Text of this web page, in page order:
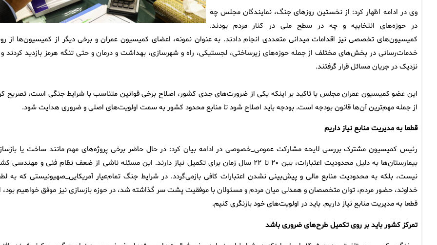
وی در ادامه اظهار کرد: از نخستین روزهای جنگ، نمایندگان مجلس چه
در حوزه‌های انتخابیه و چه در سطح ملی در کنار مردم بودند.
کمیسیون‌های تخصصی نیز اقدامات میدانی متعددی انجام دادند. به عنوان نمونه، اعضای کمیسیون عمران و برخی دیگر از کمیسیون‌ها از
خدمات‌رسانی در بخش‌های مختلف از جمله حوزه‌های زیرساختی، لجستیکی، راه و شهرسازی، بهداشت و درمان و حتی تنگه هرمز بازدید کردند و
نزدیک در جریان مسائل قرار گرفتند.
این عضو کمیسیون عمران مجلس با تاکید بر اینکه یکی از ضرورت‌های جدی کشور، اصلاح برخی قوانین متناسب با شرایط جنگی است، تصریح
از جمله مهم‌ترین آن‌ها قانون بودجه است. بودجه باید اصلاح شود تا منابع محدود کشور به سمت اولویت‌های اصلی و ضروری هدایت شود.
قطعا به مدیریت منابع نیاز داریم
رئیس کمیسیون مشترک بررسی لایحه مشارکت عمومی_خصوصی در ادامه بیان کرد: در حال حاضر برخی پروژه‌های مهم مانند ساخت یا
بیمارستان‌ها به دلیل محدودیت اعتبارات، بین ۲۰ تا ۲۲ سال زمان برای تکمیل نیاز دارند. این مسئله ناشی از ضعف نظام فنی و مهندسی
نیست، بلکه به محدودیت منابع مالی و پیش‌بینی نشدن اعتبارات کافی بازمی‌گردد. در شرایط جنگ تمام‌عیار آمریکایی_صهیونیستی که به
خداوند، حضور مردم، توان متخصصان و همدلی میان مردم و مسئولان با موفقیت پشت سر گذاشته شد، در حوزه بازسازی نیز موفق خواهیم بود،
قطعا به مدیریت منابع نیاز داریم. باید در اولویت‌های خود بازنگری کنیم.
تمرکز کشور باید بر روی تکمیل طرح‌های ضروری باشد